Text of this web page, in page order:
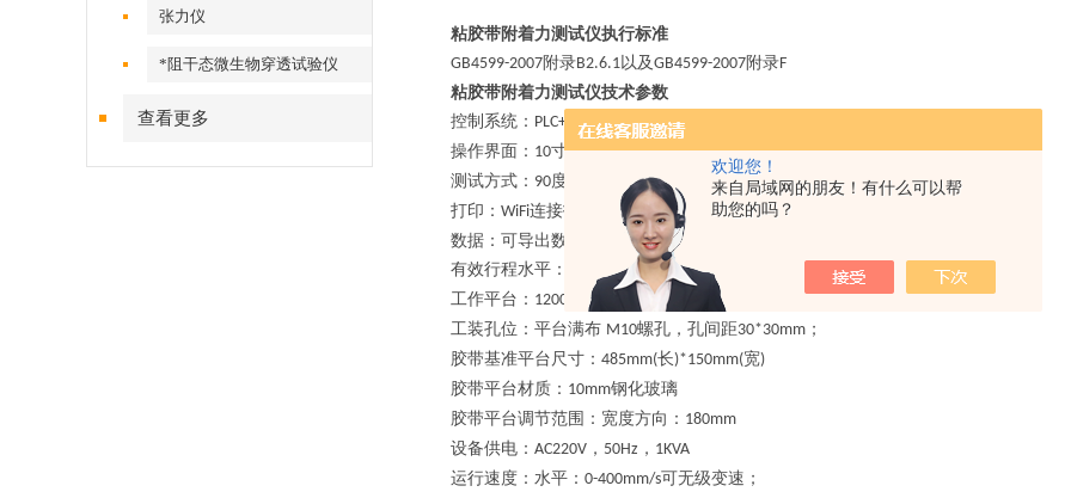
欢迎您！
来自局域网的朋友！有什么可以帮
助您的吗？
张力仪
*阻干态微生物穿透试验仪
查看更多
粘胶带附着力测试仪执行标准
GB4599-2007附录B2.6.1以及GB4599-2007附录F
粘胶带附着力测试仪技术参数
控制系统： PLC+Windows系统；
操作界面： 10寸嵌入式工业电脑，中英文切换；
测试方式： 90度测试方法；
打印： WiFi连接打印机；
数据：可导出数据；
有效行程水平：
750mm
工作平台 ： 1200mm( *600mm(
工装孔位： 平台满布 M10螺孔，孔间距30*30mm ；
胶带基准平台尺寸 ： 485mm(长)*150mm(宽)
胶带平台材质 ： 10mm钢化玻璃
胶带平台调节范围 ： 宽度方向： 180mm
设备供电 ： AC220V ， 50Hz ， 1KVA
运行速度 ： 水平： 0-400mm/s可无级变速；